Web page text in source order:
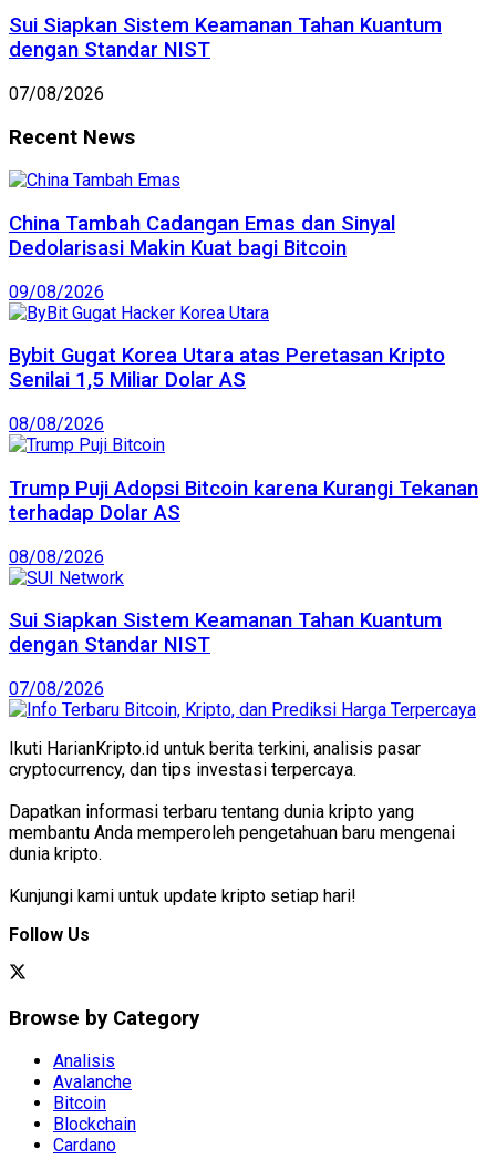
Sui Siapkan Sistem Keamanan Tahan Kuantum
dengan Standar NIST
07/08/2026
Recent News
China Tambah Cadangan Emas dan Sinyal
Dedolarisasi Makin Kuat bagi Bitcoin
09/08/2026
Bybit Gugat Korea Utara atas Peretasan Kripto
Senilai 1,5 Miliar Dolar AS
08/08/2026
Trump Puji Adopsi Bitcoin karena Kurangi Tekanan
terhadap Dolar AS
08/08/2026
Sui Siapkan Sistem Keamanan Tahan Kuantum
dengan Standar NIST
07/08/2026
Ikuti HarianKripto.id untuk berita terkini, analisis pasar
cryptocurrency, dan tips investasi terpercaya.
Dapatkan informasi terbaru tentang dunia kripto yang
membantu Anda memperoleh pengetahuan baru mengenai
dunia kripto.
Kunjungi kami untuk update kripto setiap hari!
Follow Us
Browse by Category
Analisis
Avalanche
Bitcoin
Blockchain
Cardano